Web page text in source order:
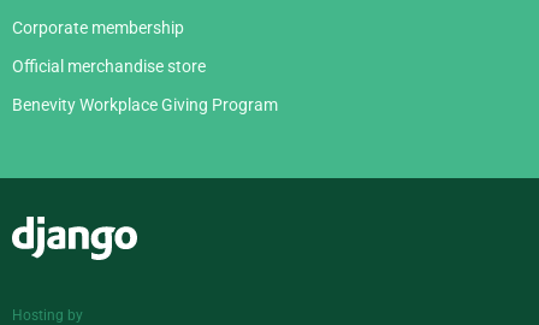
Corporate membership
Official merchandise store
Benevity Workplace Giving Program
Hosting by